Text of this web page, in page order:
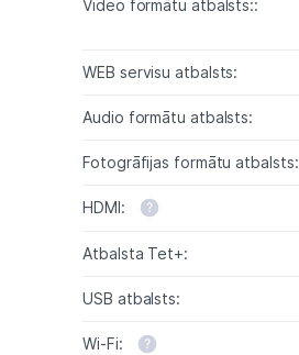
Video formātu atbalsts::
WEB servisu atbalsts:
Audio formātu atbalsts:
Fotogrāfijas formātu atbalsts:
HDMI:
Atbalsta Tet+:
USB atbalsts:
Wi-Fi: